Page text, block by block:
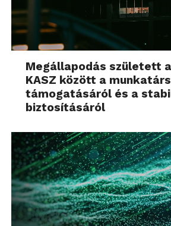
Megállapodás született
KASZ között a
támogatásáról és a
biztosításáról